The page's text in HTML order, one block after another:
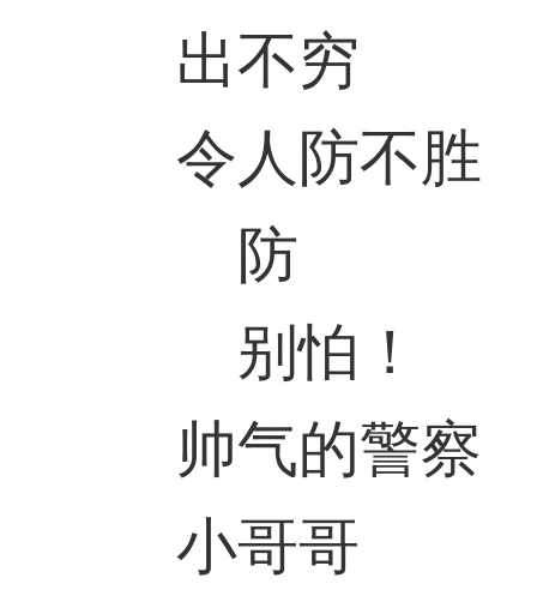
出不穷
令人防不胜
防
别怕！
帅气的警察
小哥哥